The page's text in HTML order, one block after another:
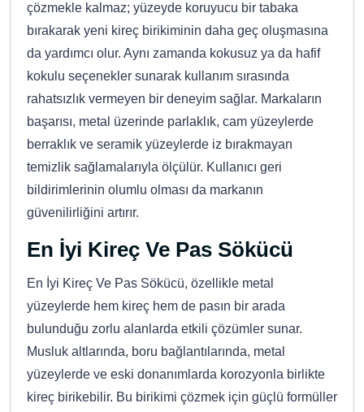
çözmekle kalmaz; yüzeyde koruyucu bir tabaka
bırakarak yeni kireç birikiminin daha geç oluşmasına
da yardımcı olur. Aynı zamanda kokusuz ya da hafif
kokulu seçenekler sunarak kullanım sırasında
rahatsızlık vermeyen bir deneyim sağlar. Markaların
başarısı, metal üzerinde parlaklık, cam yüzeylerde
berraklık ve seramik yüzeylerde iz bırakmayan
temizlik sağlamalarıyla ölçülür. Kullanıcı geri
bildirimlerinin olumlu olması da markanın
güvenilirliğini artırır.
En İyi Kireç Ve Pas Sökücü
En İyi Kireç Ve Pas Sökücü, özellikle metal
yüzeylerde hem kireç hem de pasın bir arada
bulunduğu zorlu alanlarda etkili çözümler sunar.
Musluk altlarında, boru bağlantılarında, metal
yüzeylerde ve eski donanımlarda korozyonla birlikte
kireç birikebilir. Bu birikimi çözmek için güçlü formüller